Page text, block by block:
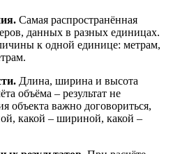
Самая распространённая
данных в разных единицах.
к одной единице: метрам,
Длина, ширина и высота
объёма – результат не
объекта важно договориться,
какой – шириной, какой –